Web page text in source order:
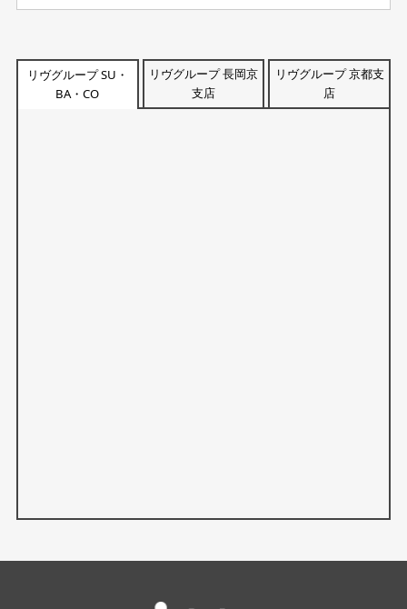
リヴグループ SU・
BA・CO
リヴグループ 長岡京
支店
リヴグループ 京都支
店